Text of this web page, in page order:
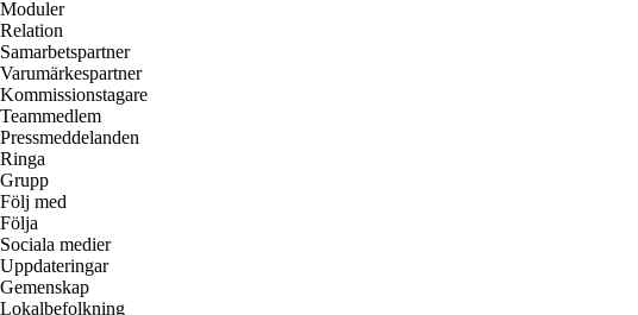
Moduler
Relation
Samarbetspartner
Varumärkespartner
Kommissionstagare
Teammedlem
Pressmeddelanden
Ringa
Grupp
Följ med
Följa
Sociala medier
Uppdateringar
Gemenskap
Lokalbefolkning